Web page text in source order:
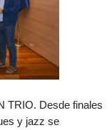
TRIO. Desde finales
y jazz se